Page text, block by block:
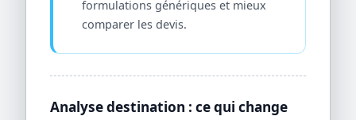
formulations génériques et mieux
comparer les devis.
Analyse destination : ce qui change